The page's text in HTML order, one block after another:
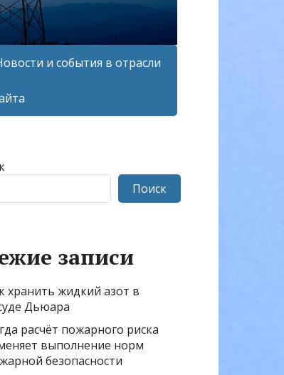
и события в отрасли
Поиск
записи
хранить жидкий азот в
Дьюара
расчёт пожарного риска
выполнение норм
безопасности